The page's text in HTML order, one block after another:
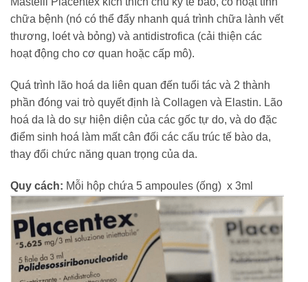
chữa bệnh (nó có thể đẩy nhanh quá trình chữa lành vết
thương, loét và bỏng) và antidistrofica (cải thiện các
hoạt động cho cơ quan hoặc cấp mô).
Quá trình lão hoá da liên quan đến tuổi tác và 2 thành
phần đóng vai trò quyết định là Collagen và Elastin. Lão
hoá da là do sự hiện diện của các gốc tự do, và do đặc
điểm sinh hoá làm mất cân đối các cấu trúc tế bào da,
thay đổi chức năng quan trọng của da.
Quy cách: Mỗi hộp chứa 5 ampoules (ống) x 3ml